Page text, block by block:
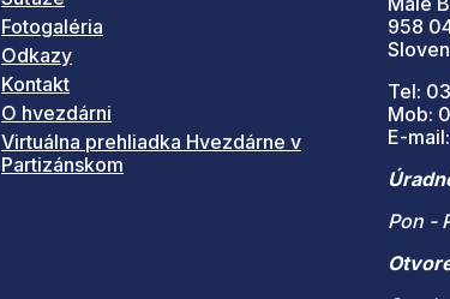
Fotogaléria
Odkazy
Kontakt
O hvezdárni
Virtuálna prehliadka Hvezdárne v
Partizánskom
958
Tel:
Mob:
E-
Pon -